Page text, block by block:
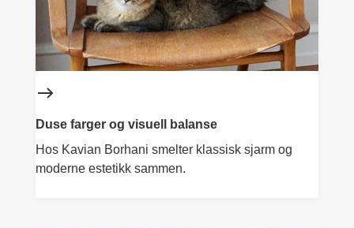
Duse farger og visuell balanse
Hos Kavian Borhani smelter klassisk sjarm og
moderne estetikk sammen.